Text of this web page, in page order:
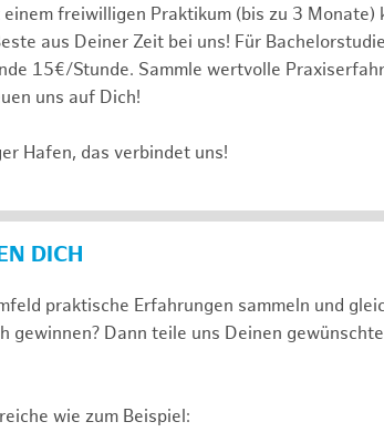
freiwilligen Praktikum (bis zu 3 Monate)
aus Deiner Zeit bei uns! Für
15€/Stunde. Sammle wertvolle
uns auf Dich!
Hafen, das verbindet uns!
DICH
praktische Erfahrungen sammeln und
gewinnen? Dann teile uns Deinen
wie zum Beispiel: